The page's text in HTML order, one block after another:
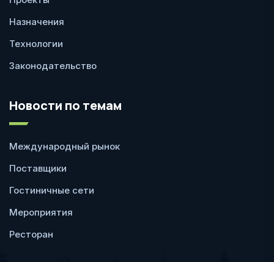
Назначения
Технологии
Законодательство
Новости по темам
Международный рынок
Поставщики
Гостиничные сети
Мероприятия
Ресторан